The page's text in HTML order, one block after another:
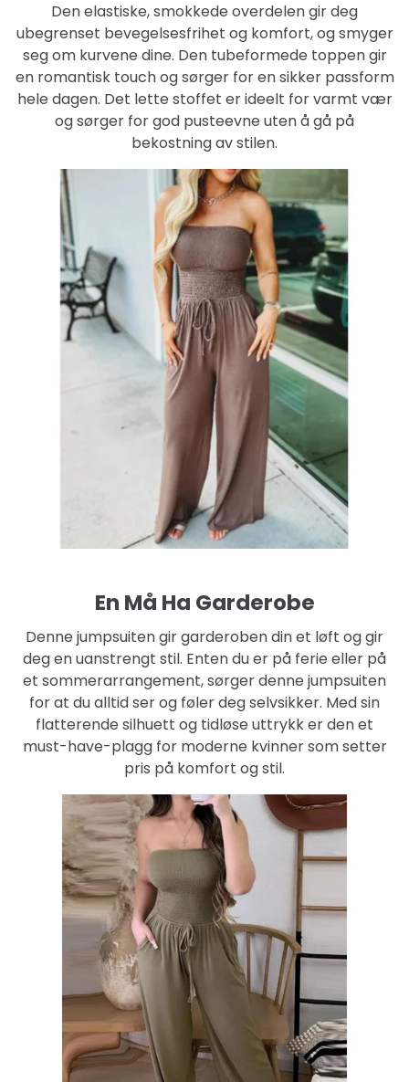
Den elastiske, smokkede overdelen gir deg
ubegrenset bevegelsesfrihet og komfort, og smyger
seg om kurvene dine. Den tubeformede toppen gir
en romantisk touch og sørger for en sikker passform
hele dagen. Det lette stoffet er ideelt for varmt vær
og sørger for god pusteevne uten å gå på
bekostning av stilen.
En Må Ha Garderobe
Denne jumpsuiten gir garderoben din et løft og gir
deg en uanstrengt stil. Enten du er på ferie eller på
et sommerarrangement, sørger denne jumpsuiten
for at du alltid ser og føler deg selvsikker. Med sin
flatterende silhuett og tidløse uttrykk er den et
must-have-plagg for moderne kvinner som setter
pris på komfort og stil.